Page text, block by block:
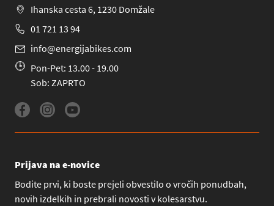
Ihanska cesta 6, 1230 Domžale
01 721 13 94
info@energijabikes.com
Pon-Pet: 13.00 - 19.00
Sob: ZAPRTO
Prijava na e-novice
Bodite prvi, ki boste prejeli obvestilo o vročih ponudbah,
novih izdelkih in prebrali novosti v kolesarstvu.